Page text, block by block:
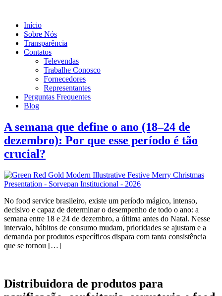
Início
Sobre Nós
Transparência
Contatos
Televendas
Trabalhe Conosco
Fornecedores
Representantes
Perguntas Frequentes
Blog
A semana que define o ano (18–24 de
dezembro): Por que esse período é tão
crucial?
No food service brasileiro, existe um período mágico, intenso,
decisivo e capaz de determinar o desempenho de todo o ano: a
semana entre 18 e 24 de dezembro, a última antes do Natal. Nesse
intervalo, hábitos de consumo mudam, prioridades se ajustam e a
demanda por produtos específicos dispara com tanta consistência
que se tornou […]
Distribuidora de produtos para